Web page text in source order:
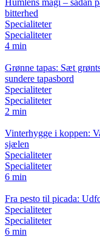
Humlens magi – sådan
bitterhed
Specialiteter
Specialiteter
4 min
Grønne tapas: Sæt
sundere tapasbord
Specialiteter
Specialiteter
2 min
Vinterhygge i koppen:
sjælen
Specialiteter
Specialiteter
6 min
Fra pesto til picada:
Specialiteter
Specialiteter
6 min